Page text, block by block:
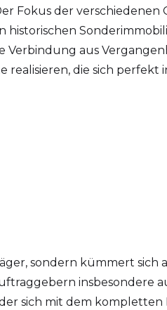
Fokus der verschiedenen
aus
die sich perfekt
sondern kümmert sich
insbesondere
sich mit dem kompletten